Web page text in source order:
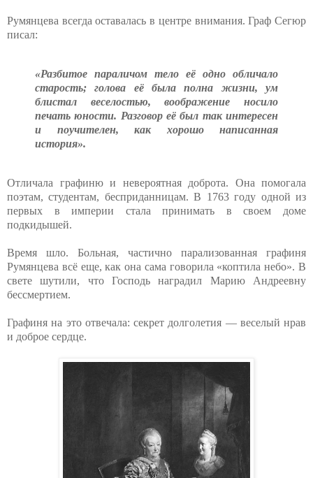
Румянцева всегда оставалась в центре внимания. Граф Сегюр
писал:
«Разбитое параличом тело её одно обличало
старость; голова её была полна жизни, ум
блистал веселостью, воображение носило
печать юности. Разговор её был так интересен
и поучителен, как хорошо написанная
история».
Отличала графиню и невероятная доброта. Она помогала
поэтам, студентам, бесприданницам. В 1763 году одной из
первых в империи стала принимать в своем доме
подкидышей.
Время шло. Больная, частично парализованная графиня
Румянцева всё еще, как она сама говорила «коптила небо». В
свете шутили, что Господь наградил Марию Андреевну
бессмертием.
Графиня на это отвечала: секрет долголетия — веселый нрав
и доброе сердце.